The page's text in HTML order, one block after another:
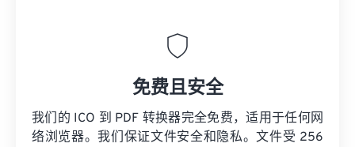
免费且安全
我们的 ICO 到 PDF 转换器完全免费，适用于任何网
络浏览器。我们保证文件安全和隐私。文件受 256